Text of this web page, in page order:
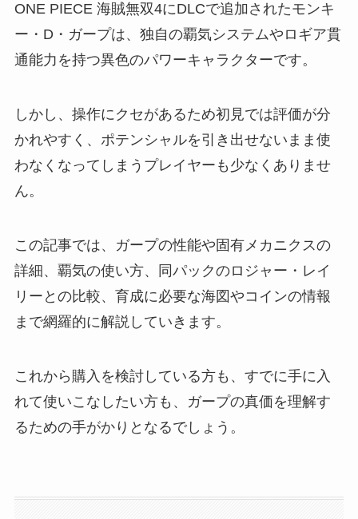
ONE PIECE 海賊無双4にDLCで追加されたモンキ
ー・D・ガープは、独自の覇気システムやロギア貫
通能力を持つ異色のパワーキャラクターです。
しかし、操作にクセがあるため初見では評価が分
かれやすく、ポテンシャルを引き出せないまま使
わなくなってしまうプレイヤーも少なくありませ
ん。
この記事では、ガープの性能や固有メカニクスの
詳細、覇気の使い方、同パックのロジャー・レイ
リーとの比較、育成に必要な海図やコインの情報
まで網羅的に解説していきます。
これから購入を検討している方も、すでに手に入
れて使いこなしたい方も、ガープの真価を理解す
るための手がかりとなるでしょう。